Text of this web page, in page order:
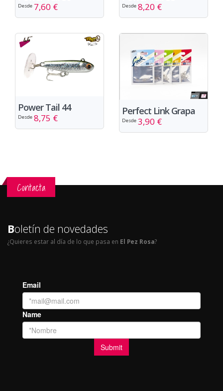
Desde 7,60 € Desde 8,20 €
Power Tail 44
Desde 8,75 €
Perfect Link Grapa
Desde 3,90 €
Contacta
Boletín de novedades
¿Quieres estar al día de lo que pasa en El Pez Rosa?